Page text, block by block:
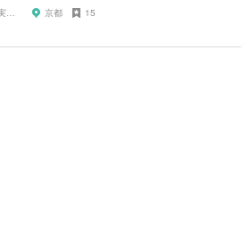
AAA/宇野実彩子推し 京都 15